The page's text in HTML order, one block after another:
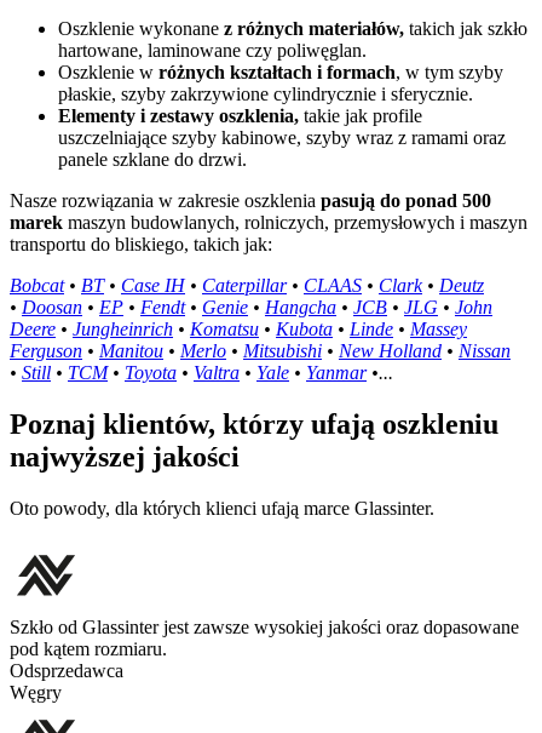
Oszklenie wykonane z różnych materiałów, takich jak szkło
hartowane, laminowane czy poliwęglan.
Oszklenie w różnych kształtach i formach, w tym szyby
płaskie, szyby zakrzywione cylindrycznie i sferycznie.
Elementy i zestawy oszklenia, takie jak profile
uszczelniające szyby kabinowe, szyby wraz z ramami oraz
panele szklane do drzwi.
Nasze rozwiązania w zakresie oszklenia pasują do ponad 500
marek maszyn budowlanych, rolniczych, przemysłowych i maszyn
transportu do bliskiego, takich jak:
Bobcat• BT• Case IH• Caterpillar• CLAAS • Clark• Deutz
• Doosan • EP • Fendt• Genie • Hangcha • JCB • JLG • John
Deere • Jungheinrich • Komatsu • Kubota • Linde • Massey
Ferguson • Manitou • Merlo • Mitsubishi • New Holland • Nissan
• Still • TCM• Toyota • Valtra • Yale • Yanmar•...
Poznaj klientów, którzy ufają oszkleniu
najwyższej jakości
Oto powody, dla których klienci ufają marce Glassinter.
Szkło od Glassinter jest zawsze wysokiej jakości oraz dopasowane
pod kątem rozmiaru.
Odsprzedawca
Węgry